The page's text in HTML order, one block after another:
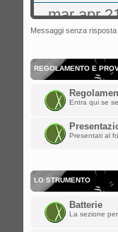
mar apr
gibo66»
bene
mer ott
nikman
sab ago
Fa
i forum
Messaggi senza risposta
REGOLAMENTO E
Entra qui se
Presentati al
LO STRUMENTO
Batterie
La sezione